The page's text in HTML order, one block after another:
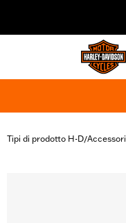
Tipi di prodotto H-D/Accessori